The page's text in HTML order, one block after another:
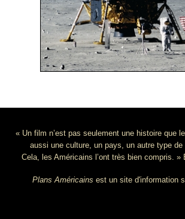
« Un film n’est pas seulement une histoire que
aussi une culture, un pays, un autre type de
Cela, les Américains l’ont très bien compris. »
Plans Américains est un site d'information